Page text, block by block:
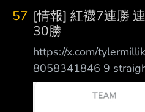
將連續3年與 台鋼雄
接受軟銀鷹客座教練
3年前休 季前往日本
練營，「有能力就多
做， 小小訓練營，訓
球，沒有行銷廣告。
57 [情報] 紅襪7連勝
30勝
https://x.com/
8058341846 9
Red Sox. 7 wins in a
Ju ne 25th. 紅襪連續